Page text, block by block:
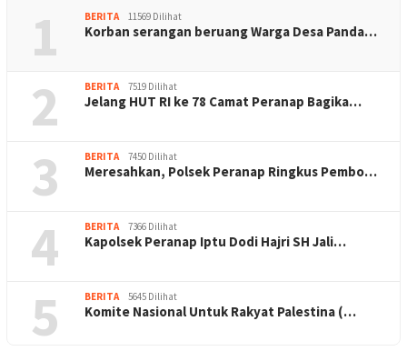
1 BERITA 11569 Dilihat
Korban serangan beruang Warga Desa Panda…
2 BERITA 7519 Dilihat
Jelang HUT RI ke 78 Camat Peranap Bagika…
3 BERITA 7450 Dilihat
Meresahkan, Polsek Peranap Ringkus Pembo…
4 BERITA 7366 Dilihat
Kapolsek Peranap Iptu Dodi Hajri SH Jali…
5 BERITA 5645 Dilihat
Komite Nasional Untuk Rakyat Palestina (…